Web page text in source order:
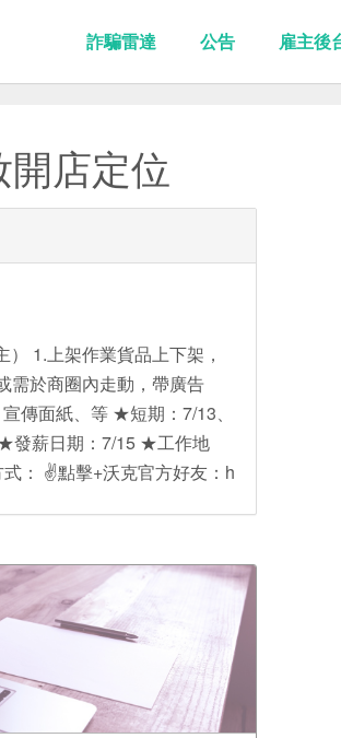
詐騙雷達 公告 雇主後
店定位
1.上架作業貨品上下架，
需於商圈內走動，帶廣告
傳面紙、等 ★短期：7/13、
發薪日期：7/15 ★工作地
： ✌點擊+沃克官方好友：h